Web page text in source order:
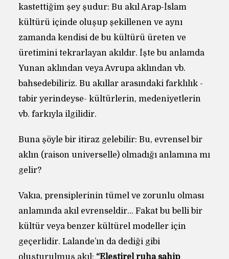
kastettiğim şey şudur: Bu akıl Arap-İslam
kültürü içinde oluşup şekillenen ve aynı
zamanda kendisi de bu kültürü üreten ve
üretimini tekrarlayan akıldır. İşte bu anlamda
Yunan aklından veya Avrupa aklından vb.
bahsedebiliriz. Bu akıllar arasındaki farklılık -
tabir yerindeyse- kültürlerin, medeniyetlerin
vb. farkıyla ilgilidir.
Buna şöyle bir itiraz gelebilir: Bu, evrensel bir
aklın (raison universelle) olmadığı anlamına mı
gelir?
Vakıa, prensiplerinin tümel ve zorunlu olması
anlamında akıl evrenseldir… Fakat bu belli bir
kültür veya benzer kültürel modeller için
geçerlidir. Lalande’ın da dediği gibi
oluşturulmuş akıl: “Eleştirel ruha sahip